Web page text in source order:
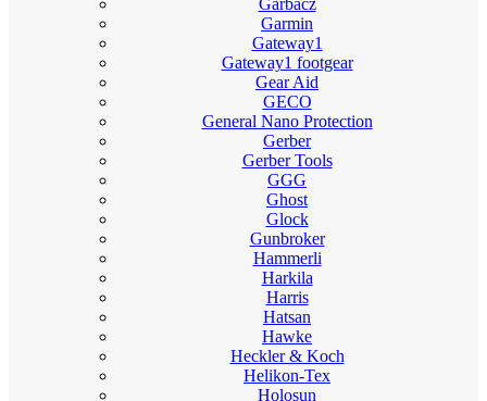
Garmin
Gateway1
Gateway1 footgear
Gear Aid
GECO
General Nano Protection
Gerber
Gerber Tools
GGG
Ghost
Glock
Gunbroker
Hammerli
Harkila
Harris
Hatsan
Hawke
Heckler & Koch
Helikon-Tex
Holosun